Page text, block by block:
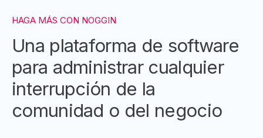
HAGA MÁS CON NOGGIN
Una plataforma de software
para administrar cualquier
interrupción de la
comunidad o del negocio